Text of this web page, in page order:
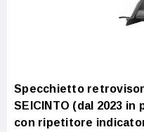
Specchietto
SEICINTO (dal 2023
con ripetitore